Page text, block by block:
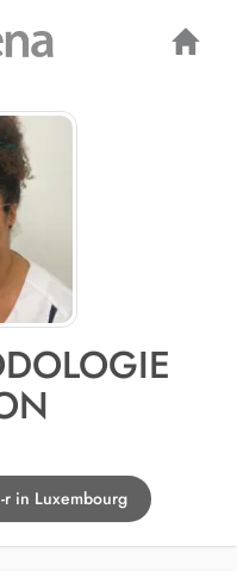
in Luxembourg